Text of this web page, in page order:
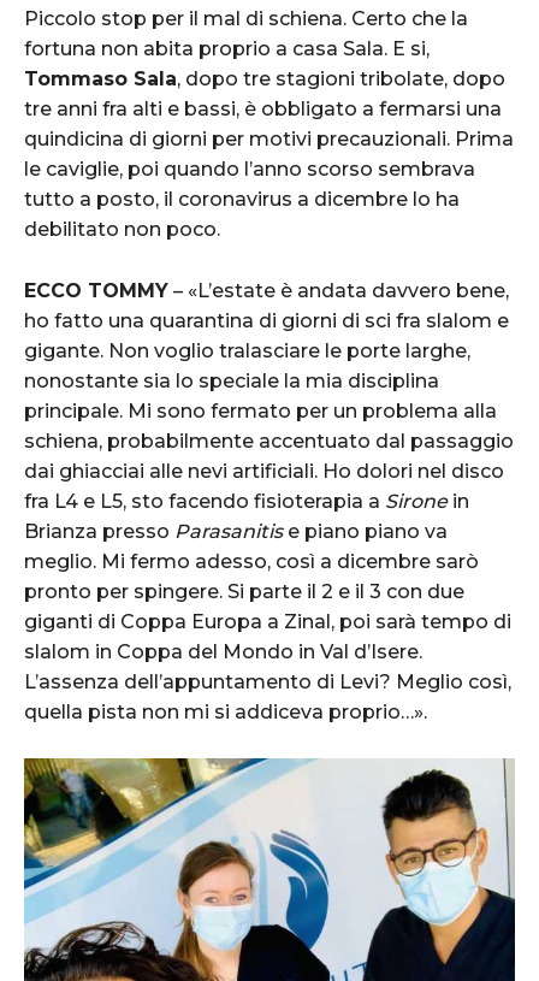
Piccolo stop per il mal di schiena. Certo che la
fortuna non abita proprio a casa Sala. E si,
Tommaso Sala, dopo tre stagioni tribolate, dopo
tre anni fra alti e bassi, è obbligato a fermarsi una
quindicina di giorni per motivi precauzionali. Prima
le caviglie, poi quando l’anno scorso sembrava
tutto a posto, il coronavirus a dicembre lo ha
debilitato non poco.
ECCO TOMMY – «L’estate è andata davvero bene,
ho fatto una quarantina di giorni di sci fra slalom e
gigante. Non voglio tralasciare le porte larghe,
nonostante sia lo speciale la mia disciplina
principale. Mi sono fermato per un problema alla
schiena, probabilmente accentuato dal passaggio
dai ghiacciai alle nevi artificiali. Ho dolori nel disco
fra L4 e L5, sto facendo fisioterapia a Sironein
Brianza presso Parasanitis e piano piano va
meglio. Mi fermo adesso, così a dicembre sarò
pronto per spingere. Si parte il 2 e il 3 con due
giganti di Coppa Europa a Zinal, poi sarà tempo di
slalom in Coppa del Mondo in Val d’Isere.
L’assenza dell’appuntamento di Levi? Meglio così,
quella pista non mi si addiceva proprio…».